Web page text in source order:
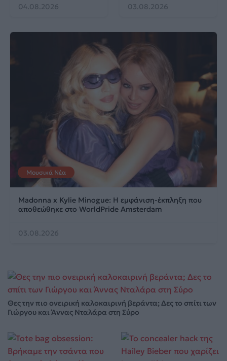
04.08.2026 03.08.2026
Μουσικά Νέα
Madonna x Kylie Minogue: Η εμφάνιση-έκπληξη που
αποθεώθηκε στο WorldPride Amsterdam
03.08.2026
Θες την πιο ονειρική καλοκαιρινή βεράντα; Δες το σπίτι των
Γιώργου και Άννας Νταλάρα στη Σύρο